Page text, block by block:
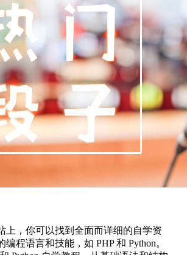
上，你可以找到全面而详细的自学资
程语言和技能，如 PHP 和 Python。